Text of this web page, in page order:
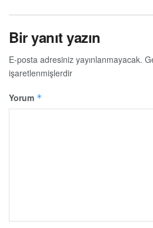
Bir yanıt yazın
E-posta adresiniz yayınlanmayacak.
işaretlenmişlerdir
Yorum *